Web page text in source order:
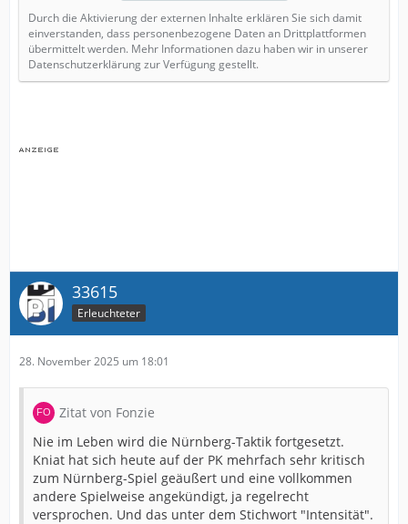
Durch die Aktivierung der externen Inhalte erklären Sie sich damit
einverstanden, dass personenbezogene Daten an Drittplattformen
übermittelt werden. Mehr Informationen dazu haben wir in unserer
Datenschutzerklärung zur Verfügung gestellt.
33615
Erleuchteter
28. November 2025 um 18:01
Zitat von Fonzie
Nie im Leben wird die Nürnberg-Taktik fortgesetzt.
Kniat hat sich heute auf der PK mehrfach sehr kritisch
zum Nürnberg-Spiel geäußert und eine vollkommen
andere Spielweise angekündigt, ja regelrecht
versprochen. Und das unter dem Stichwort "Intensität".